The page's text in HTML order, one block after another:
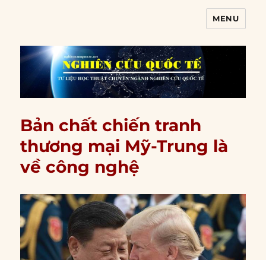
MENU
Bản chất chiến tranh
thương mại Mỹ-Trung là
về công nghệ